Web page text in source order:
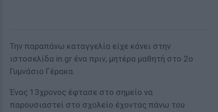
Την παραπάνω καταγγελία είχε κάνει στην
ιστοσελίδα in.gr ένα πριν, μητέρα μαθητή στο 2ο
Γυμνάσιο Γέρακα.
Ένας 13χρονος έφτασε στο σημείο να
παρουσιαστεί στο σχολείο έχοντας πάνω του